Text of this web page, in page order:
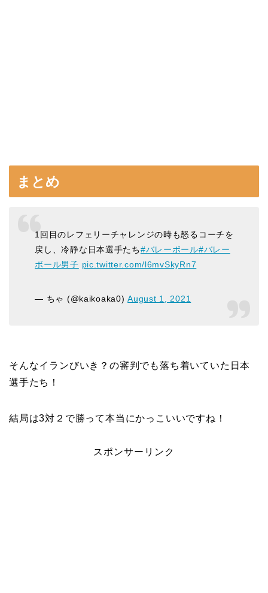
まとめ
1回目のレフェリーチャレンジの時も怒るコーチを
戻し、冷静な日本選手たち#バレーボール#バレー
ボール男子 pic.twitter.com/l6mvSkyRn7
— ちゃ (@kaikoaka0)August 1, 2021
そんなイランびいき？の審判でも落ち着いていた日本
選手たち！
結局は3対２で勝って本当にかっこいいですね！
スポンサーリンク